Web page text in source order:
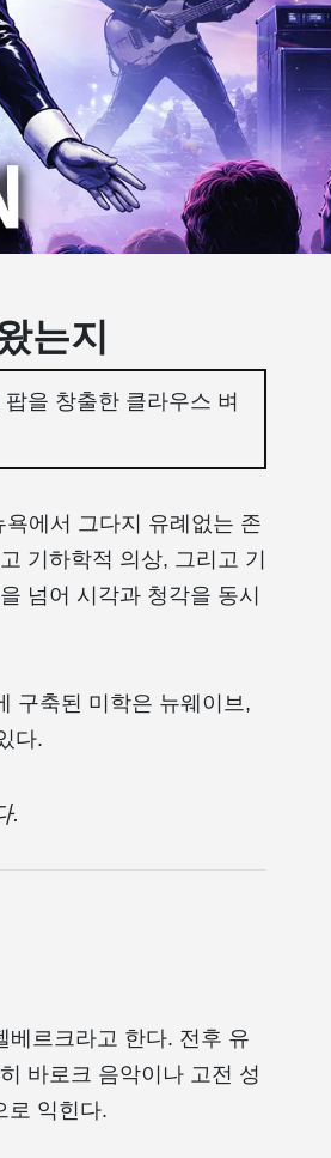
는지
을 창출한 클라우스 벼
에서 그다지 유례없는 존
기하학적 의상, 그리고 기
넘어 시각과 청각을 동시
구축된 미학은 뉴웨이브,
다.
.
베르크라고 한다. 전후 유
바로크 음악이나 고전 성
로 익힌다.